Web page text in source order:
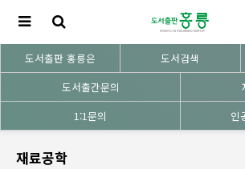
도서출판 홍릉은 도서검색
도서출간문의
1:1문의
인
재료공학